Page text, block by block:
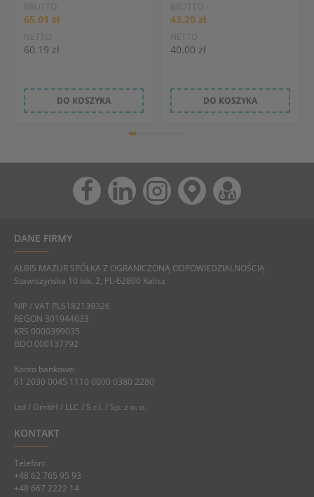
BRUTTO
65.01 zł
NETTO
60.19 zł
DO KOSZYKA
BRUTTO
43.20 zł
NETTO
40.00 zł
DO KOSZYKA
DANE FIRMY
ALBIS MAZUR SPÓŁKA Z OGRANICZONĄ ODPOWIEDZIALNOŚCIĄ
Stawiszyńska 10 lok. 2, PL-62800 Kalisz
NIP / VAT PL6182139326
REGON 301944633
KRS 0000399035
BDO 000137792
Konto bankowe:
61 2030 0045 1110 0000 0380 2280
Ltd / GmbH / LLC / S.r.l. / Sp. z o. o.
KONTAKT
Telefon:
+48 62 765 95 93
+48 667 2222 14